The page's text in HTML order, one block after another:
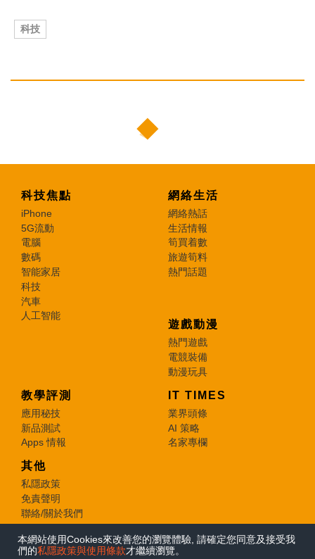
本網站使用Cookies來改善您的瀏覽體驗, 請確定您同意及接受我
們的私隱政策與使用條款才繼續瀏覽。
科技
科技焦點
iPhone
5G流動
電腦
數碼
智能家居
科技
汽車
人工智能
網絡生活
網絡熱話
生活情報
筍買着數
旅遊筍料
熱門話題
遊戲動漫
熱門遊戲
電競裝備
動漫玩具
教學評測
應用秘技
新品測試
Apps 情報
IT TIMES
業界頭條
AI 策略
名家專欄
其他
私隱政策
免責聲明
聯絡/關於我們
© 2026 e-zone. All Rights Reserved.